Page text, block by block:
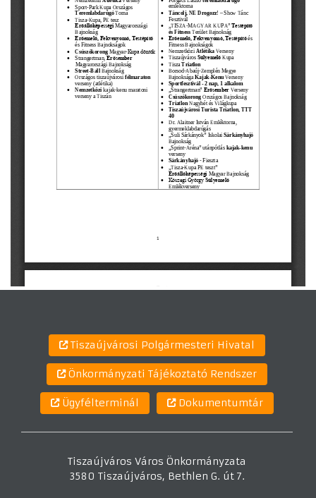
Tiszaújvárosi Polgármesteri Hivatal
Önkormányzati Tájékoztató Rendszer
Ügyfélterminál Dokumentumtár
Tiszaújváros Város Önkormányzata
3580 Tiszaújváros, Bethlen G. út 7.